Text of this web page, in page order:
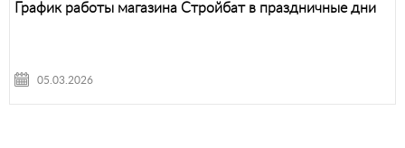
График работы магазина Стройбат в праздничные дни
05.03.2026